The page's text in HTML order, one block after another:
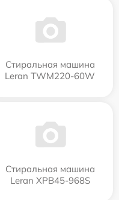
Стиральная машина
Leran TWM220-60W
Стиральная машина
Leran XPB45-968S